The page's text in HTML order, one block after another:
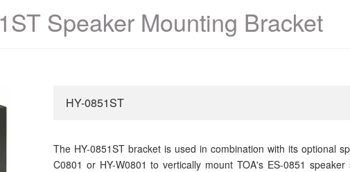
Speaker Mounting Bracket
HY-0851ST
The HY-0851ST bracket is used in combination with its optional
C0801 or HY-W0801 to vertically mount TOA's ES-0851